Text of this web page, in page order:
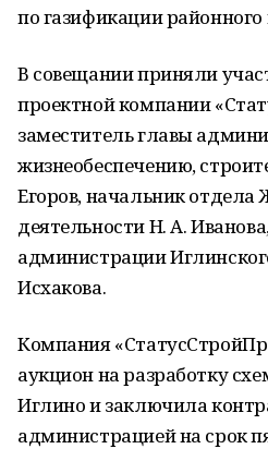
по газификации районного
В совещании приняли
проектной компании
заместитель главы
жизнеобеспечению,
Егоров, начальник
деятельности Н. А.
администрации
Исхакова.
Компания
аукцион на разработку
Иглино и заключила
администрацией на срок